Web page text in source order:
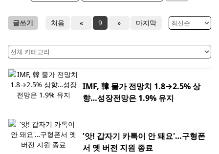
글쓰기 처음 « 9 » 마지막
IMF, 韓 물가 전망치 1.8→2.5% 상
향…성장전망은 1.9% 유지
'앗! 갑자기 카톡이 안 돼요'…구형폰
서 옛 버전 지원 종료